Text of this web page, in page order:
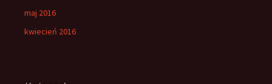
maj 2016
kwiecień 2016